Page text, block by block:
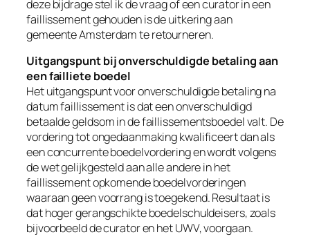
deze bijdrage stel ik de vraag of een curator in een
faillissement gehouden is de uitkering aan
gemeente Amsterdam te retourneren.
Uitgangspunt bij onverschuldigde betaling aan
een failliete boedel
Het uitgangspunt voor onverschuldigde betaling na
datum faillissement is dat een onverschuldigd
betaalde geldsom in de faillissementsboedel valt. De
vordering tot ongedaanmaking kwalificeert dan als
een concurrente boedelvordering en wordt volgens
de wet gelijkgesteld aan alle andere in het
faillissement opkomende boedelvorderingen
waaraan geen voorrang is toegekend. Resultaat is
dat hoger gerangschikte boedelschuldeisers, zoals
bijvoorbeeld de curator en het UWV, voorgaan.